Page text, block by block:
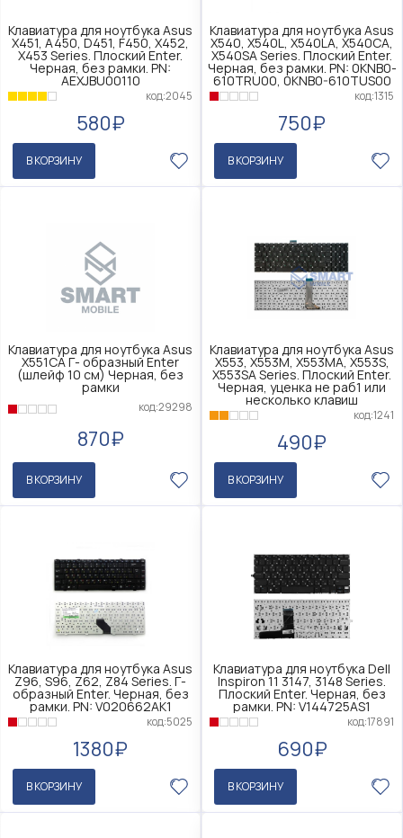
Клавиатура для ноутбука Asus
X451, A450, D451, F450, X452,
X453 Series. Плоский Enter.
Черная, без рамки. PN:
AEXJBU00110
код:2045
580₽
В КОРЗИНУ
Клавиатура для ноутбука Asus
X540, X540L, X540LA, X540CA,
X540SA Series. Плоский Enter.
Черная, без рамки. PN: 0KNB0-
610TRU00, 0KNB0-610TUS00
код:1315
750₽
В КОРЗИНУ
Клавиатура для ноутбука Asus
X551CA Г- образный Enter
(шлейф 10 см) Черная, без
рамки
код:29298
870₽
В КОРЗИНУ
Клавиатура для ноутбука Asus
X553, X553M, X553MA, X553S,
X553SA Series. Плоский Enter.
Черная, уценка не раб1 или
несколько клавиш
код:1241
490₽
В КОРЗИНУ
Клавиатура для ноутбука Asus
Z96, S96, Z62, Z84 Series. Г-
образный Enter. Черная, без
рамки. PN: V020662AK1
код:5025
1380₽
В КОРЗИНУ
Клавиатура для ноутбука Dell
Inspiron 11 3147, 3148 Series.
Плоский Enter. Черная, без
рамки. PN: V144725AS1
код:17891
690₽
В КОРЗИНУ